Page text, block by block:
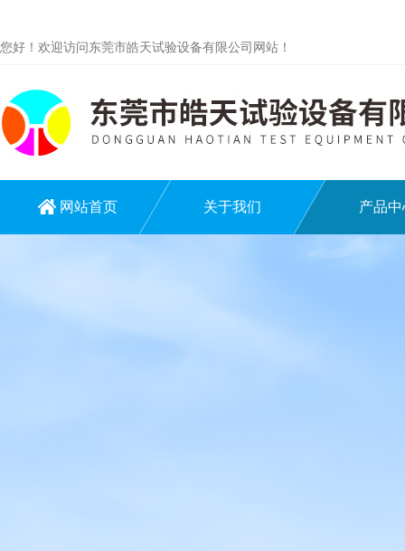
您好！欢迎访问东莞市皓天试验设备有限公司网站！
网站首页 关于我们 产品中